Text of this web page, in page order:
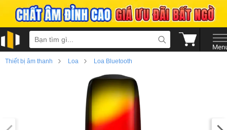
Thiết bị âm thanh › Loa › Loa Bluetooth